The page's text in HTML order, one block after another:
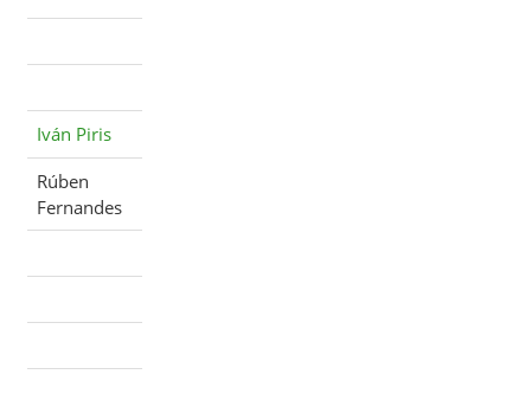
Iván Piris
Rúben
Fernandes